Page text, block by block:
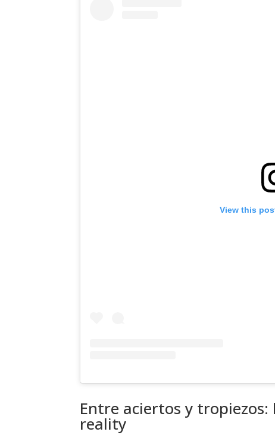
View this
Entre aciertos y
reality